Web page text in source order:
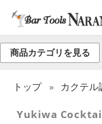
商品カテゴリを見る
トップ カクテル
Yukiwa